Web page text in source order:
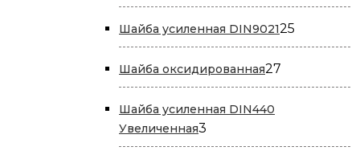
товар
Шайба усиленная DIN902125
товаров
Шайба оксидированная27
товаров
Шайба усиленная DIN440
Увеличенная3
товара